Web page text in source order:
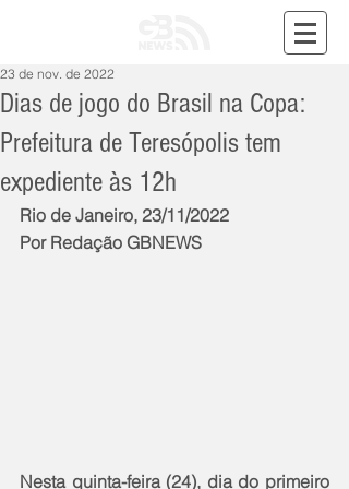
Dias de jogo do Brasil na Copa:
Prefeitura de Teresópolis tem
expediente às 12h
23 de nov. de 2022
Rio de Janeiro, 23/11/2022
Por Redação GBNEWS
Nesta quinta-feira (24), dia do primeiro